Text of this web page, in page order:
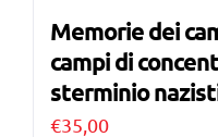
Memorie dei
campi di
sterminio
€35,00